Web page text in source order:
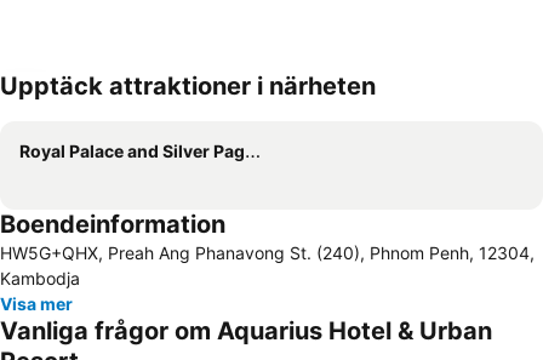
Förstora kartan
Upptäck attraktioner i närheten
Royal Palace and Silver Pagoda
Boendeinformation
HW5G+QHX, Preah Ang Phanavong St. (240), Phnom Penh, 12304,
Kambodja
Visa mer
Vanliga frågor om Aquarius Hotel & Urban